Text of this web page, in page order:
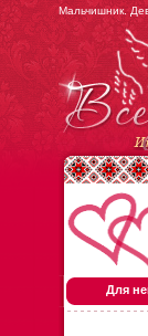
Мальчишник.
Для